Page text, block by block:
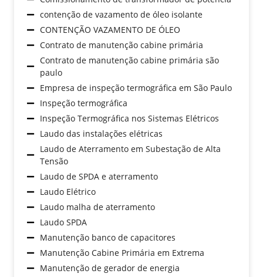
contenção de vazamento de óleo isolante
CONTENÇÃO VAZAMENTO DE ÓLEO
Contrato de manutenção cabine primária
Contrato de manutenção cabine primária são
paulo
Empresa de inspeção termográfica em São Paulo
Inspeção termográfica
Inspeção Termográfica nos Sistemas Elétricos
Laudo das instalações elétricas
Laudo de Aterramento em Subestação de Alta
Tensão
Laudo de SPDA e aterramento
Laudo Elétrico
Laudo malha de aterramento
Laudo SPDA
Manutenção banco de capacitores
Manutenção Cabine Primária em Extrema
Manutenção de gerador de energia